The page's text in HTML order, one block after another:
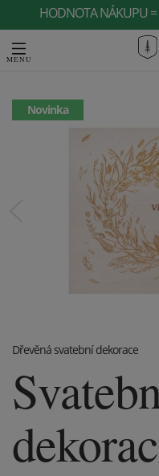
HODNOTA NÁKUPU
Novinka
Dřevěná svatební dekorace